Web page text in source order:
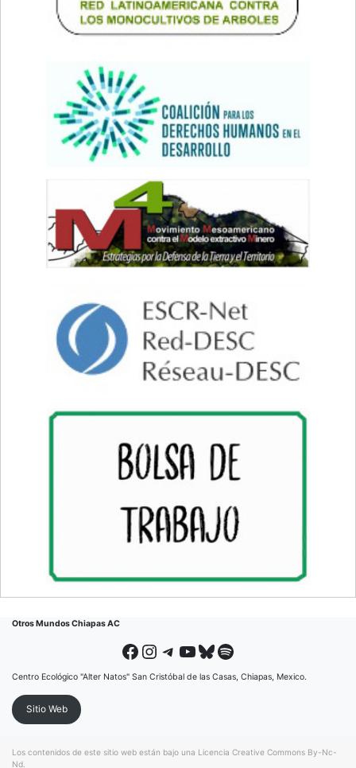
Otros Mundos Chiapas AC
Facebook Instagram Telegram YouTube Bluesky Spotify
Centro Ecológico "Alter Natos" San Cristóbal de las Casas, Chiapas, Mexico.
Sitio Web
Los contenidos de este sitio web están bajo una Licencia Creative Commons By-Nc-
Nd